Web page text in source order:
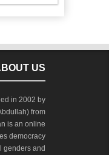
US
in 2002 by
from
is an online
democracy
genders and